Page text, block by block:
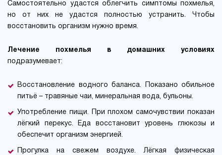
Самостоятельно удастся облегчить симптомы похмелья,
но от них не удастся полностью устранить. Чтобы
восстановить организм нужно время.
Лечение похмелья в домашних условиях
подразумевает:
Восстановление водного баланса. Показано обильное
питьё – травяные чаи, минеральная вода, бульоны.
Употребление пищи. При плохом самочувствии показан
лёгкий перекус. Еда восстановит уровень глюкозы и
обеспечит организм энергией.
Прогулка на свежем воздухе. Лёгкая физическая